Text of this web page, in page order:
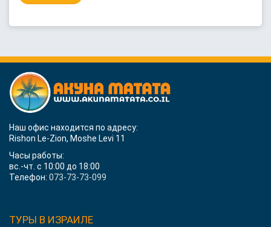
Наш офис находится по адресу:
Rishon Le-Zion, Moshe Levi 11
Часы работы:
вс.-чт. с 10:00 до 18:00
Телефон: 073-73-73-099
ТУРЫ В ИЗРАИЛЕ